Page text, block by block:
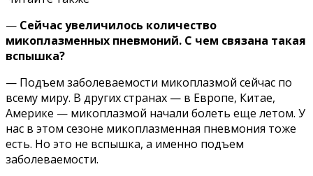
— Сейчас увеличилось количество
микоплазменных пневмоний. С чем связана такая
вспышка?
— Подъем заболеваемости микоплазмой сейчас по
всему миру. В других странах — в Европе, Китае,
Америке — микоплазмой начали болеть еще летом. У
нас в этом сезоне микоплазменная пневмония тоже
есть. Но это не вспышка, а именно подъем
заболеваемости.